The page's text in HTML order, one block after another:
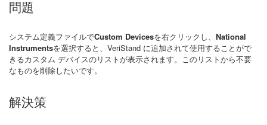
問題
システム定義ファイルでCustom Devicesを右クリックし、 National
Instrumentsを選択すると、VeriStand に追加されて使用することがで
きるカスタム デバイスのリストが表示されます。このリストから不要
なものを削除したいです。
解決策